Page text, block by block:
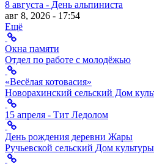
8 августа - День альпиниста
авг 8, 2026 - 17:54
Ещё
Окна памяти
Отдел по работе с молодёжью
«Весёлая котовасия»
Новорахинский сельский Дом
15 апреля - Тит Ледолом
День рождения деревни Жары
Ручьевской сельский Дом культуры